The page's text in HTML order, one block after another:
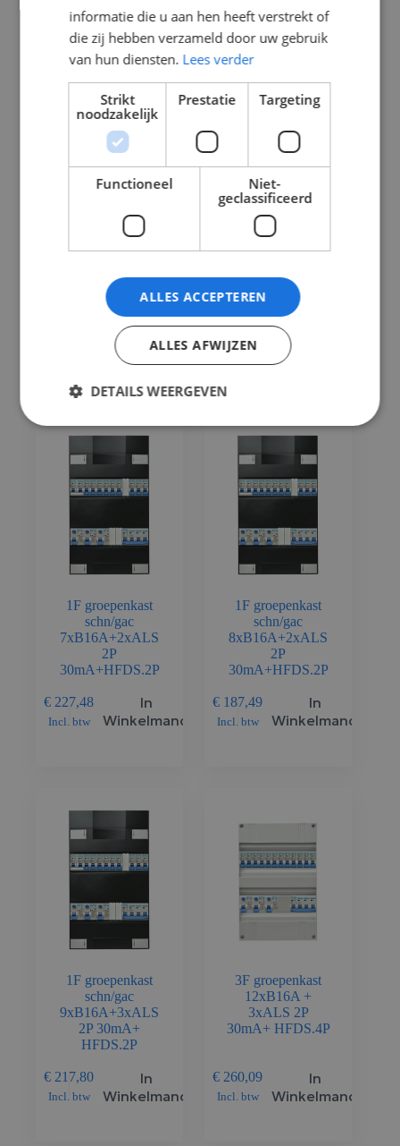
1F groepenkast
30mA+ HFDS.2P
In
Winkelmand
1F groepenkast
2P
30mA+HFDS.2P
€169,40
Incl. btw
Winkelmand
1F groepenkast
schn/gac
7xB16A+2xALS
2P
30mA+HFDS.2P
€ 227,48
Incl. btw
In
Winkelmand
1F groepenkast
schn/gac
8xB16A+2xALS
2P
30mA+HFDS.2P
€ 187,49
Incl. btw
In
Winkelmand
1F groepenkast
schn/gac
9xB16A+3xALS
2P 30mA+
HFDS.2P
€ 217,80
Incl. btw
In
Winkelmand
3F groepenkast
12xB16A +
3xALS 2P
30mA+ HFDS.4P
€ 260,09
Incl. btw
In
Winkelmand
informatie die u aan hen heeft verstrekt of
die zij hebben verzameld door uw gebruik
van hun diensten. Lees verder
Strikt
noodzakelijk
Prestatie Targeting
Functioneel
Niet-
geclassificeerd
ALLES ACCEPTEREN
ALLES AFWIJZEN
DETAILS WEERGEVEN